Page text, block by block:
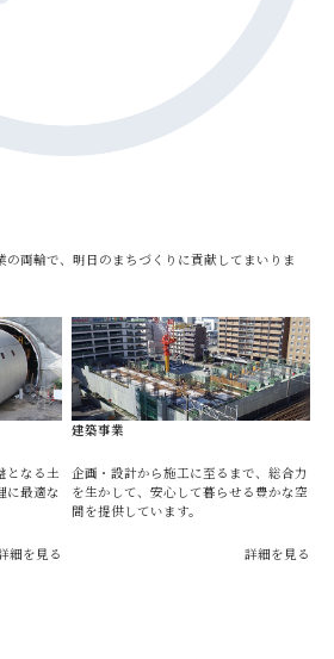
両輪で、明日のまちづくりに貢献してまいりま
となる土
に最適な
細を見る
建築事業
企画・設計から施工に至るまで、総合力
を生かして、安心して暮らせる豊かな空
間を提供しています。
詳細を見る